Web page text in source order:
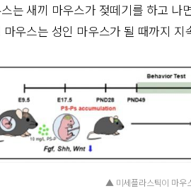
는 새끼 마우스가 젖떼기를 하고
마우스는 성인 마우스가 될 때까지
▲ 미세플라스틱이 마우